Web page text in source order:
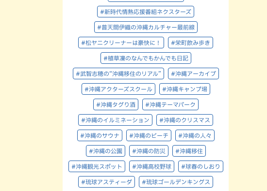
#新時代情熱応援番組ネクスターズ
#普天間伊織の沖縄カルチャー最前線
#松ヤニクリーナーは豪快に！ #栄町飲み歩き
#植草凜のなんでもかんでも日記
#武智志穂の“沖縄移住のリアル” #沖縄アーカイブ
#沖縄アクターズスクール #沖縄キャンプ場
#沖縄タグり酒 #沖縄テーマパーク
#沖縄のイルミネーション #沖縄のクリスマス
#沖縄のサウナ #沖縄のビーチ #沖縄の人々
#沖縄の公園 #沖縄の防災 #沖縄移住
#沖縄観光スポット #沖縄高校野球 #球春のしおり
#琉球アスティーダ #琉球ゴールデンキングス